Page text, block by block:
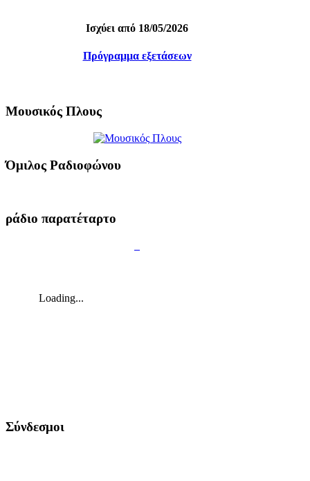
Ισχύει από 18/05/2026
Πρόγραμμα εξετάσεων
Μουσικός Πλους
Όμιλος Ραδιοφώνου
ράδιο παρατέταρτο
Σύνδεσμοι